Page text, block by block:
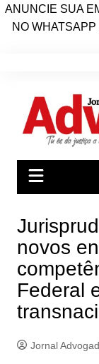
ANUNCIE SUA
NO
conteúdo
novos
Federal
Jornal